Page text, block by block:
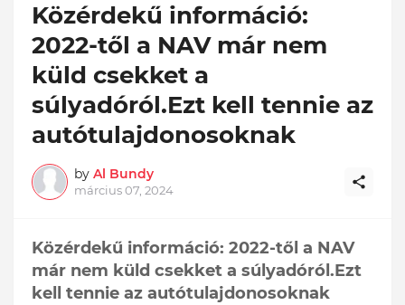
Közérdekű információ:
2022-től a NAV már nem
küld csekket a
súlyadóról.Ezt kell tennie az
autótulajdonosoknak
by Al Bundy
március 07, 2024
Közérdekű információ: 2022-től a NAV
már nem küld csekket a súlyadóról.Ezt
kell tennie az autótulajdonosoknak